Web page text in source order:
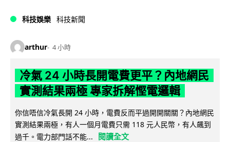
科技娛樂 科技新聞
arthur 4 小時
冷氣 24 小時長開電費更平？內地網民
實測結果兩極 專家拆解慳電邏輯
你信唔信冷氣長開 24 小時，電費反而平過開開關關？內地網民
實測結果兩極，有人一個月電費只需 118 元人民幣，有人飆到
過千。電力部門話不能...
閱讀全文